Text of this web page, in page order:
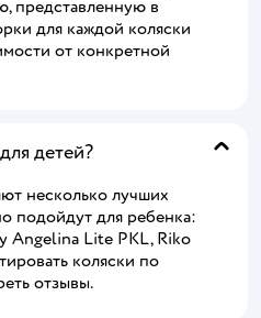
представленную в
для каждой коляски
от конкретной
детей?
несколько лучших
подойдут для ребенка:
Angelina Lite PKL, Riko
коляски по
отзывы.